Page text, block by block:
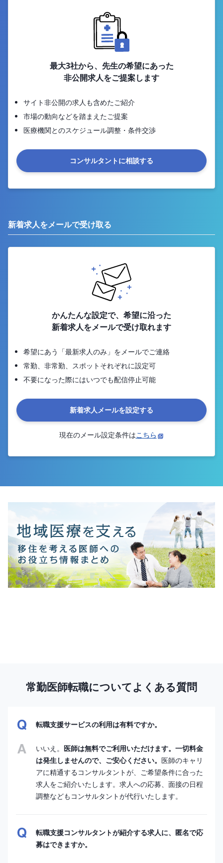
最大3社から、先生の希望にあった
非公開求人をご提案します
サイト非公開の求人も含めたご紹介
市場の動向などを踏まえたご提案
医療機関とのスケジュール調整・条件交渉
コンサルタントに相談する
新着求人をメールで受け取る
かんたんな設定で、希望に沿った
新着求人をメールで受け取れます
希望にあう「最新求人のみ」をメールでご連絡
常勤、非常勤、スポットそれぞれに設定可
不要になった際にはいつでも配信停止可能
新着求人メールを設定する
現在のメール設定条件はこちら
常勤医師転職についてよくある質問
転職支援サービスの利用は有料ですか。
いいえ。 医師は無料でご利用いただけます。一切料金
は発生しませんので、ご安心ください。 医師のキャリ
アに精通するコンサルタントが、ご希望条件に合った
求人をご紹介いたします。求人への応募、面接の日程
調整などもコンサルタントが代行いたします。
転職支援コンサルタントが紹介する求人に、匿名で応
募はできますか。